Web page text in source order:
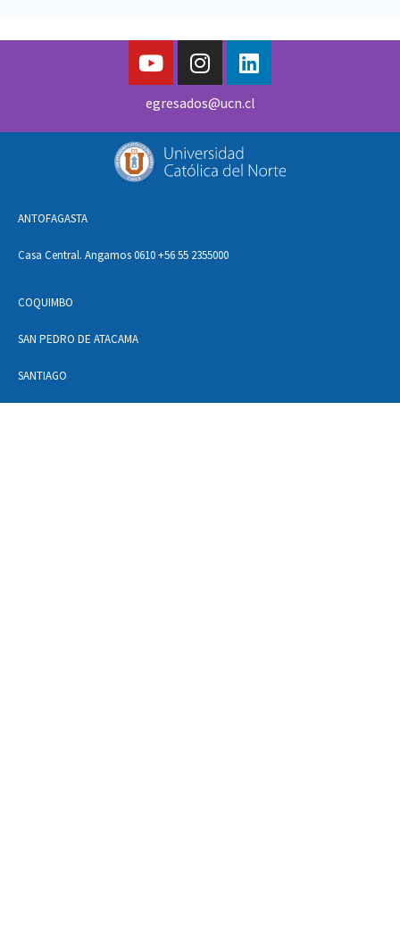
egresados@ucn.cl
ANTOFAGASTA
Casa Central. Angamos 0610 +56 55 2355000
COQUIMBO
SAN PEDRO DE ATACAMA
SANTIAGO